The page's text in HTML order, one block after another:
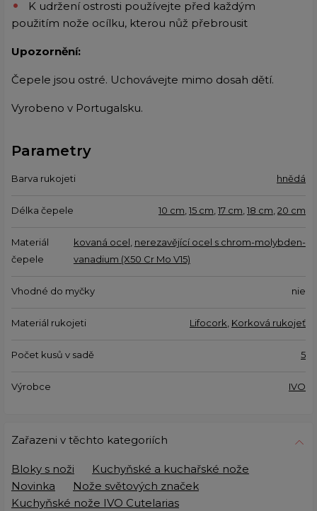
K udržení ostrosti používejte před každým
použitím nože ocílku, kterou nůž přebrousit
Upozornění:
Čepele jsou ostré. Uchovávejte mimo dosah dětí.
Vyrobeno v Portugalsku.
Parametry
Barva rukojeti hnědá
Délka čepele 10 cm 15 cm 17 cm 18 cm 20 cm
Materiál
čepele
kovaná ocel nerezavějící ocel s chrom-molybden-
vanadium (X50 Cr Mo V15)
Vhodné do myčky nie
Materiál rukojeti Lifocork Korková rukojeť
Počet kusů v sadě 5
Výrobce IVO
Zařazeni v těchto kategoriích
Bloky s noži
Kuchyňské a kuchařské nože
Novinka
Nože světových značek
Kuchyňské nože IVO Cutelarias